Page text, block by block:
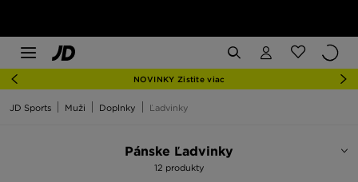
NOVINKY Zistite viac
JD Sports Muži Doplnky Ľadvinky
Pánske Ľadvinky
12 produkty